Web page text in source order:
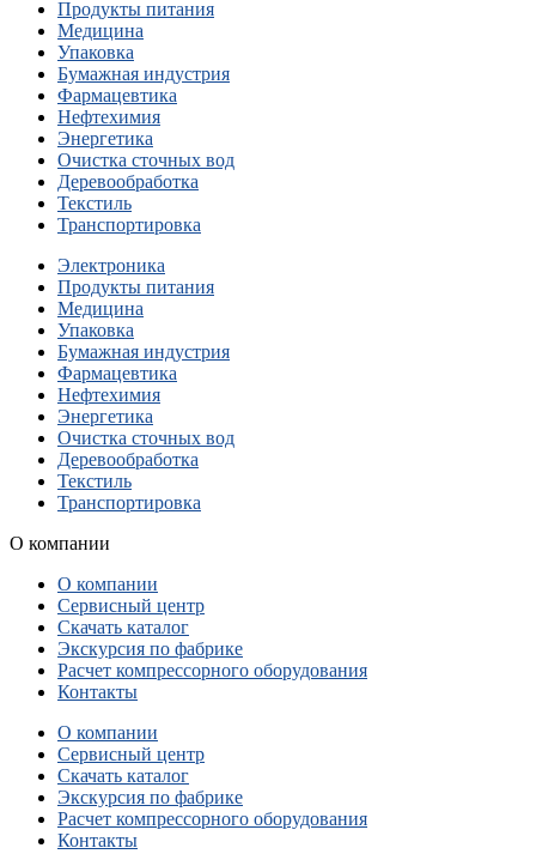
Продукты питания
Медицина
Упаковка
Бумажная индустрия
Фармацевтика
Нефтехимия
Энергетика
Очистка сточных вод
Деревообработка
Текстиль
Транспортировка
Электроника
Продукты питания
Медицина
Упаковка
Бумажная индустрия
Фармацевтика
Нефтехимия
Энергетика
Очистка сточных вод
Деревообработка
Текстиль
Транспортировка
О компании
О компании
Сервисный центр
Скачать каталог
Экскурсия по фабрике
Расчет компрессорного оборудования
Контакты
О компании
Сервисный центр
Скачать каталог
Экскурсия по фабрике
Расчет компрессорного оборудования
Контакты